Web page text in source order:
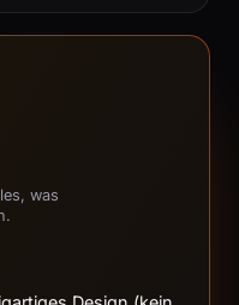
was